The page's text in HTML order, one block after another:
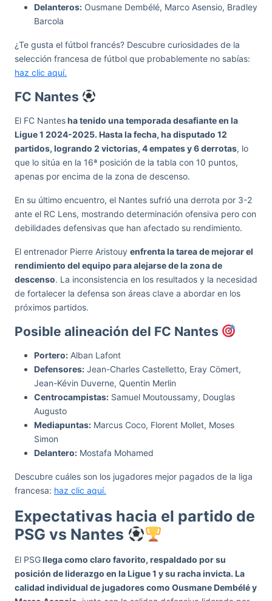
Delanteros: Ousmane Dembélé, Marco Asensio, Bradley
Barcola
¿Te gusta el fútbol francés? Descubre curiosidades de la
selección francesa de fútbol que probablemente no sabías:
haz clic aquí.
FC Nantes
El FC Nantesha tenido una temporada desafiante en la
Ligue 1 2024-2025. Hasta la fecha, ha disputado 12
partidos, logrando 2 victorias, 4 empates y 6 derrotas, lo
que lo sitúa en la 16ª posición de la tabla con 10 puntos,
apenas por encima de la zona de descenso.
En su último encuentro, el Nantes sufrió una derrota por 3-2
ante el RC Lens, mostrando determinación ofensiva pero con
debilidades defensivas que han afectado su rendimiento.
El entrenador Pierre Aristouy enfrenta la tarea de mejorar el
rendimiento del equipo para alejarse de la zona de
descenso. La inconsistencia en los resultados y la necesidad
de fortalecer la defensa son áreas clave a abordar en los
próximos partidos.
Posible alineación del FC Nantes
Portero: Alban Lafont
Defensores: Jean-Charles Castelletto, Eray Cömert,
Jean-Kévin Duverne, Quentin Merlin
Centrocampistas: Samuel Moutoussamy, Douglas
Augusto
Mediapuntas: Marcus Coco, Florent Mollet, Moses
Simon
Delantero: Mostafa Mohamed
Descubre cuáles son los jugadores mejor pagados de la liga
francesa: haz clic aquí.
Expectativas hacia el partido de
PSG vs Nantes
El PSGllega como claro favorito, respaldado por su
posición de liderazgo en la Ligue 1 y su racha invicta. La
calidad individual de jugadores como Ousmane Dembélé y